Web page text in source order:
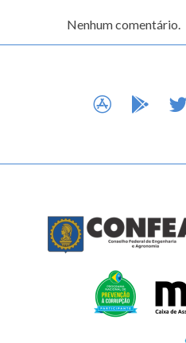
Nenhum comentário.
APP STORE